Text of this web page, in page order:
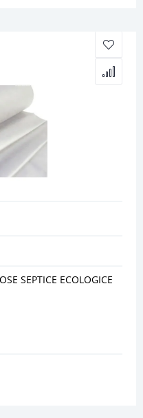
SEPTICE ECOLOGICE